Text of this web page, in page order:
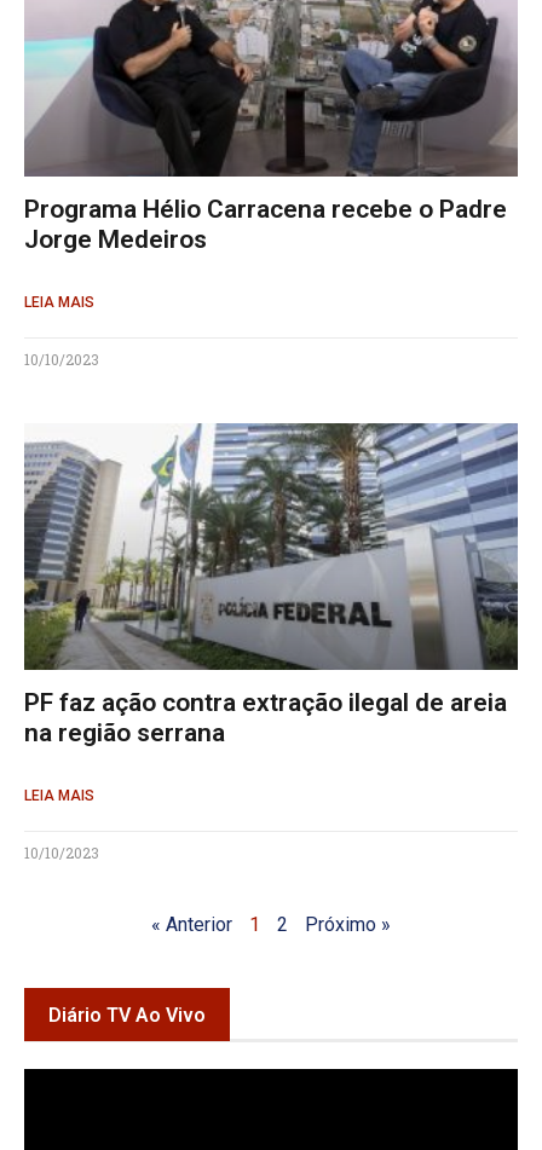
Programa Hélio Carracena recebe o Padre
Jorge Medeiros
LEIA MAIS
10/10/2023
PF faz ação contra extração ilegal de areia
na região serrana
LEIA MAIS
10/10/2023
« Anterior 1 2 Próximo »
Diário TV Ao Vivo